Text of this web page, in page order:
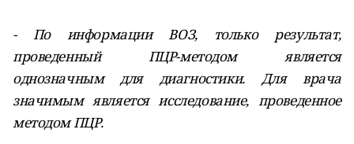
- По информации ВОЗ, только результат,
проведенный ПЦР-методом является
однозначным для диагностики. Для врача
значимым является исследование, проведенное
методом ПЦР.